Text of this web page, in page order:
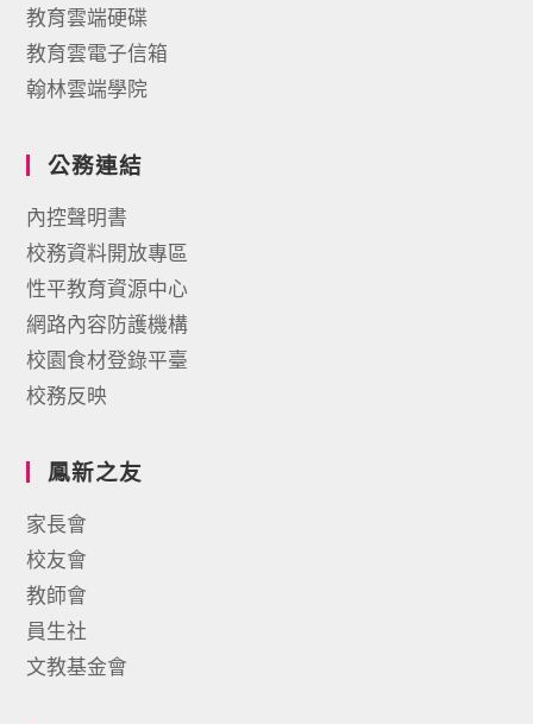
教育雲端硬碟
教育雲電子信箱
翰林雲端學院
公務連結
內控聲明書
校務資料開放專區
性平教育資源中心
網路內容防護機構
校園食材登錄平臺
校務反映
鳳新之友
家長會
校友會
教師會
員生社
文教基金會